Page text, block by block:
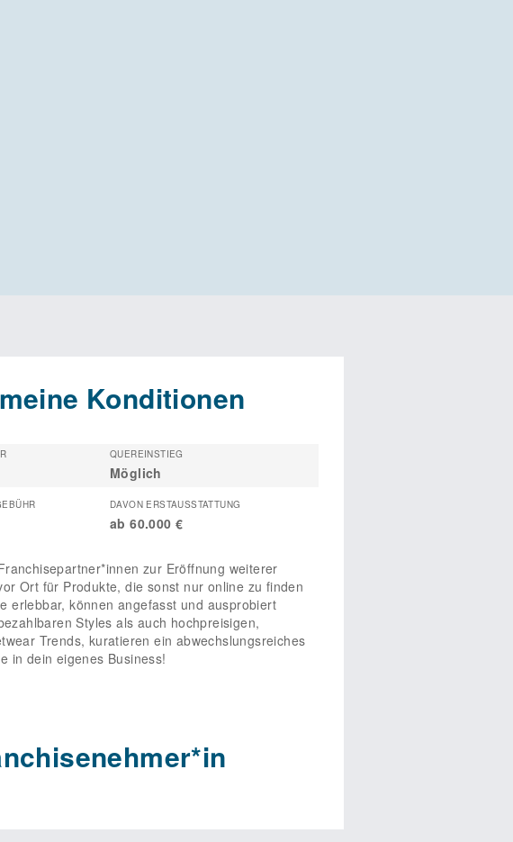
Konditionen
QUEREINSTIEG
Möglich
DAVON ERSTAUSSTATTUNG
ab 60.000 €
zur Eröffnung weiterer
Ort für Produkte, die sonst nur online zu finden
erlebbar, können angefasst und ausprobiert
Styles als auch hochpreisigen,
Trends, kuratieren ein abwechslungsreiches
in dein eigenes Business!
aus? Du bringst ausreichend